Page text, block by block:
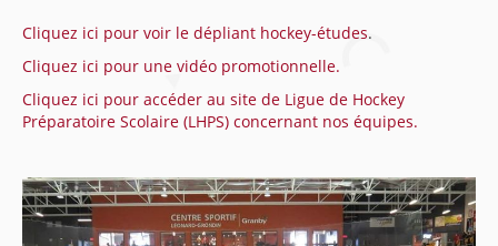
Cliquez ici pour voir le dépliant hockey-études.
Cliquez ici pour une vidéo promotionnelle.
Cliquez ici pour accéder au site de Ligue de Hockey
Préparatoire Scolaire (LHPS) concernant nos équipes.